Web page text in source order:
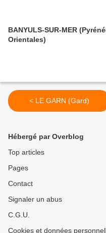
BANYULS-SUR-MER
Orientales)
< LE GARN (Gard)
Hébergé par Overblog
Top articles
Pages
Contact
Signaler un abus
C.G.U.
Cookies et données